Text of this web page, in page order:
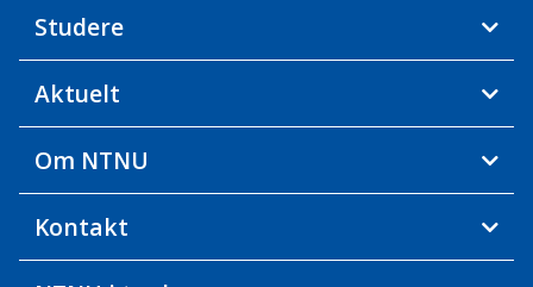
Studere
Aktuelt
Om NTNU
Kontakt